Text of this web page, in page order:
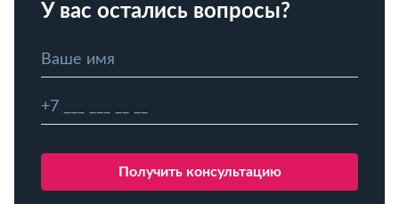
У вас остались вопросы?